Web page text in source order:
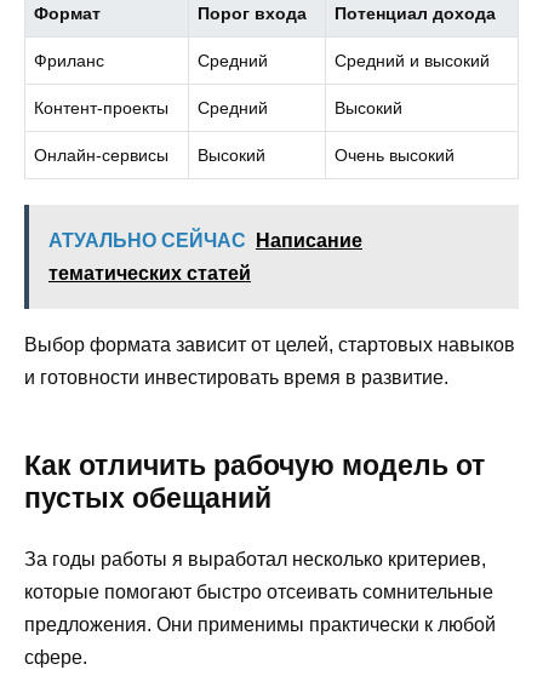
Формат Порог входа Потенциал дохода
Фриланс Средний Средний и высокий
Контент-проекты Средний Высокий
Онлайн-сервисы Высокий Очень высокий
АТУАЛЬНО СЕЙЧАС
Написание
тематических статей
Выбор формата зависит от целей, стартовых навыков
и готовности инвестировать время в развитие.
Как отличить рабочую модель от
пустых обещаний
За годы работы я выработал несколько критериев,
которые помогают быстро отсеивать сомнительные
предложения. Они применимы практически к любой
сфере.